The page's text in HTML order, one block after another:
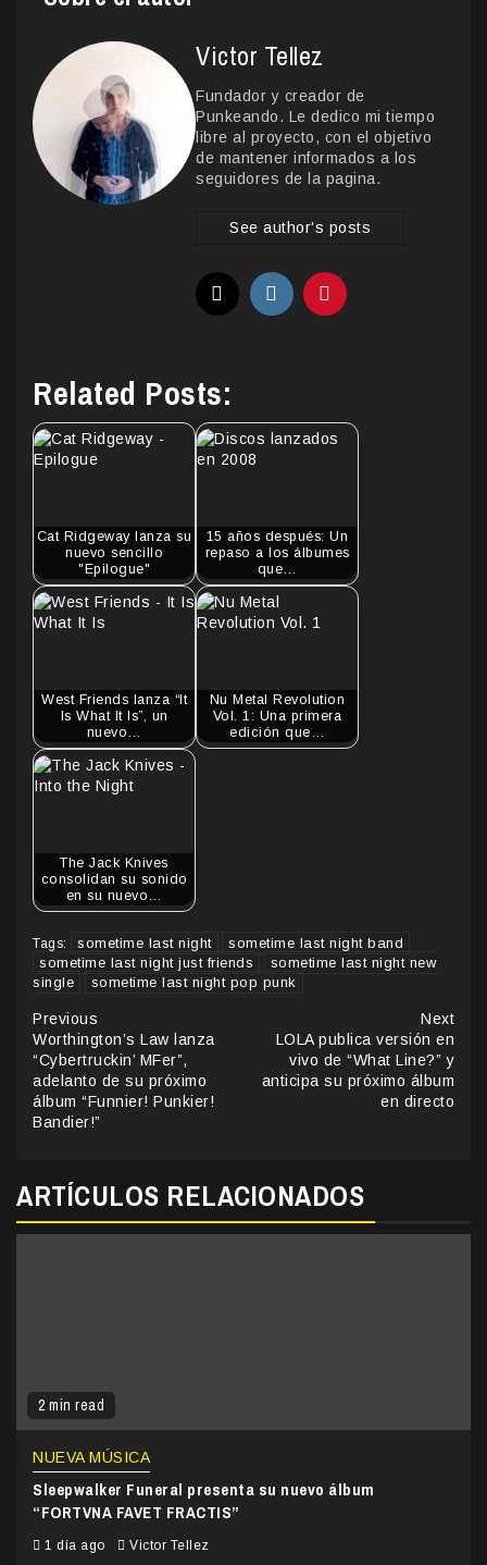
Victor Tellez
Fundador y creador de
Punkeando. Le dedico mi tiempo
libre al proyecto, con el objetivo
de mantener informados a los
seguidores de la pagina.
See author's posts
Related Posts:
Cat Ridgeway lanza su
nuevo sencillo
"Epilogue"
15 años después: Un
repaso a los álbumes
que…
West Friends lanza “It
Is What It Is”, un
nuevo…
Nu Metal Revolution
Vol. 1: Una primera
edición que…
The Jack Knives
consolidan su sonido
en su nuevo…
Tags: sometime last night
sometime last night band
sometime last night just friends
sometime last night new
single
sometime last night pop punk
Continue
Reading
Previous
Worthington’s Law lanza
“Cybertruckin’ MFer”,
adelanto de su próximo
álbum “Funnier! Punkier!
Bandier!”
Next
LOLA publica versión en
vivo de “What Line?” y
anticipa su próximo álbum
en directo
ARTÍCULOS RELACIONADOS
2 min read
NUEVA MÚSICA
Sleepwalker Funeral presenta su nuevo álbum
“FORTVNA FAVET FRACTIS”
1 día ago Victor Tellez